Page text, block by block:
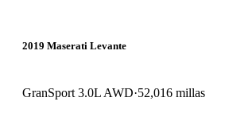
2019 Maserati Levante
GranSport 3.0L AWD 52,016 millas